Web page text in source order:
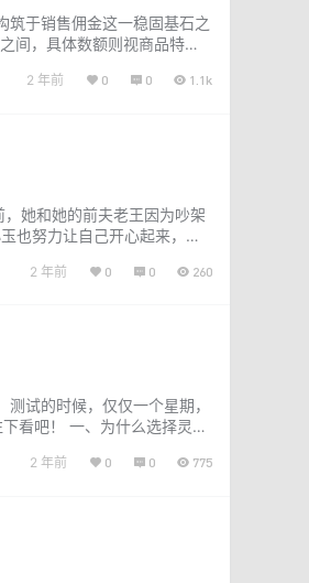
筑于销售佣金这一稳固基石之
间，具体数额则视商品特性
2 年前 0 0 1.1k
她和她的前夫老王因为吵架
也努力让自己开心起来，想
2 年前 0 0 260
试的时候，仅仅一个星期，
看吧！ 一、为什么选择灵异
2 年前 0 0 775